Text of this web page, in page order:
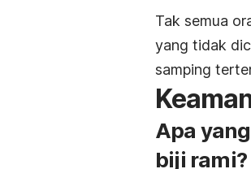
Tak semua
yang tidak
samping
Apa
biji rami?